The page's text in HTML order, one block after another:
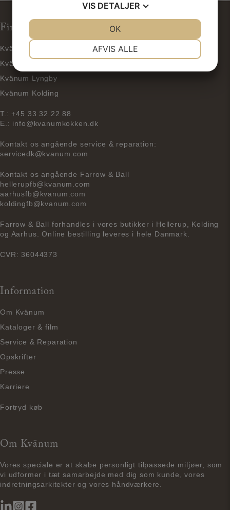
Find os her
Kvänum København
Kvänum Aarhus
Kvänum Lyngby
Kvänum Kolding
T.:+45 33 32 22 88
E.: info@kvanumkokken.dk
Kontakt os angående service & reparation:
servicedk@kvanum.com
Kontakt os angående Farrow & Ball
hellerupfb@kvanum.com
aarhusfb@kvanum.com
koldingfb@kvanum.com
Farrow & Ball forhandles i vores butikker i Hellerup, Kolding
og Aarhus. Online bestilling leveres i hele Danmark.
CVR: 36044373
Information
Om Kvänum
Kataloger & film
Service & Reparation
Opskrifter
Presse
Karriere
Fortryd køb
Om Kvänum
Vores speciale er at skabe personligt tilpassede miljøer, som
vi udformer i tæt samarbejde med dig som kunde, vores
indretningsarkitekter og vores håndværkere.
VIS DETALJER
MARKETING
AFVIS ALLE
OK